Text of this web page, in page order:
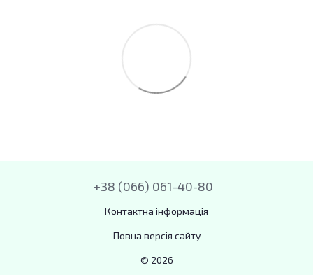
+38 (066) 061-40-80
Контактна інформація
Повна версія сайту
© 2026